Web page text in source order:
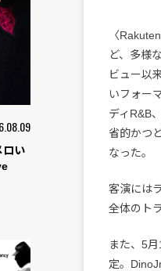
ロい
〈
ど、多様
ビュー以
いフォー
ディR&B
省的かつ
なった。
客演には
全体のト
また、5
定。